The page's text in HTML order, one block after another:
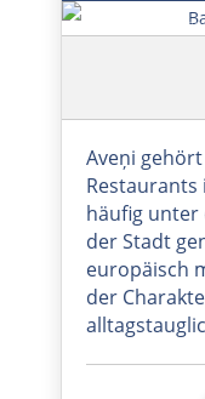
Ingolstadt
München
Symbolbild: Bauska
Aveņi
Restaurants
häufig unter
der Stadt
europäisch
der